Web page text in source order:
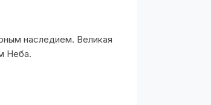
наследием. Великая
Неба.